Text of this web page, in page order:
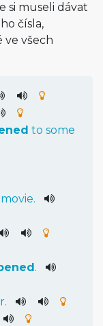
si museli dávat
čísla,
ve všech
to some
movie.
.
.